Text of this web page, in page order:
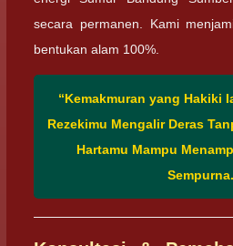
secara permanen. Kami
bentukan alam 100%.
“Kemakmuran yang Hakiki
Rezekimu Mengalir Deras
Hartamu Mampu